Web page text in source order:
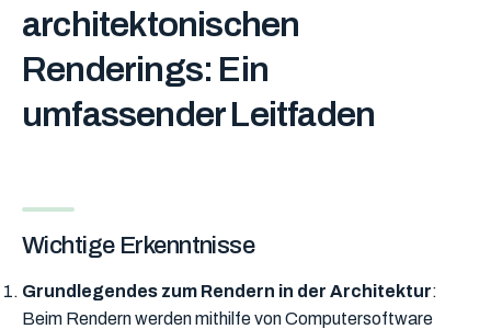
architektonischen
Renderings: Ein
umfassender Leitfaden
Wichtige Erkenntnisse
Grundlegendes zum Rendern in der Architektur:
Beim Rendern werden mithilfe von Computersoftware